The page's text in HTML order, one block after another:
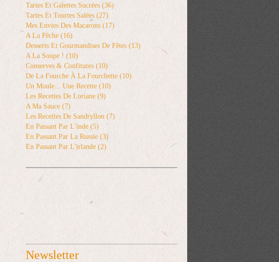
Tartes Et Galettes Sucrées (36)
Tartes Et Tourtes Salées (27)
Mes Envies Des Macarons (17)
A La Pêche (16)
Desserts Et Gourmandises De Fêtes (13)
A La Soupe ! (10)
Conserves & Confitures (10)
De La Fourche À La Fourchette (10)
Un Moule... Une Recette (10)
Les Recettes De Loriane (9)
A Ma Sauce (7)
Les Recettes De Sandryllon (7)
En Passant Par L'inde (5)
En Passant Par La Russie (3)
En Passant Par L'irlande (2)
Newsletter